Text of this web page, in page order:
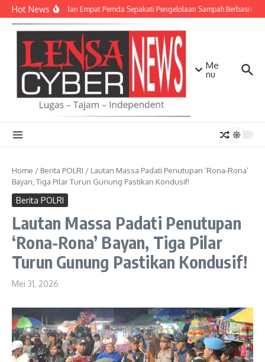
Lewati ke konten
Hot NewsTNI AD dan Empat Pemda Sepakati Pengelolaan Sampah Berbasis
Me
nu
Home / Berita POLRI / Lautan Massa Padati Penutupan ‘Rona-Rona’
Bayan, Tiga Pilar Turun Gunung Pastikan Kondusif!
Berita POLRI
Lautan Massa Padati Penutupan
‘Rona-Rona’ Bayan, Tiga Pilar
Turun Gunung Pastikan Kondusif!
Mei 31, 2026